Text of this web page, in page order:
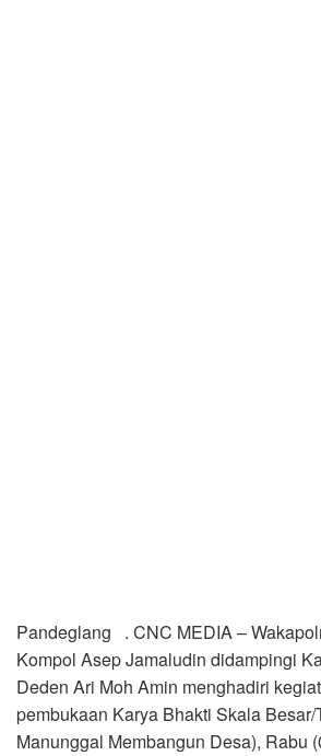
Pandeglang . CNC MEDIA –
Kompol Asep Jamaludin didampingi
Deden Ari Moh Amin menghadiri
pembukaan Karya Bhakti Skala Besar/
Manunggal Membangun Desa), Rabu